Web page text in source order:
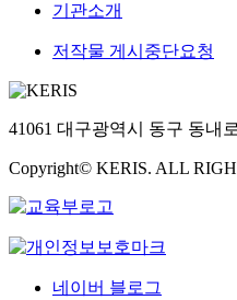
기관소개
저작물 게시중단요청
41061 대구광역시 동구 동내
Copyright© KERIS. ALL
네이버 블로그